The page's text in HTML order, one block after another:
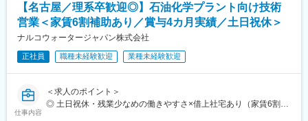
NWJは、その事業・技術・顧客との信頼関係を確実に引き継ぎな
がら、組織としては「新生NWJ」としての第一フェーズにありま
す。
は、これから形にしていく。そんな希少なタイミングでの募集で
す！
変更の範囲：会社の定める業務
■業務詳細：
＜主な職務内容＞
・石油精製・石油化学メーカーへの技術営業活動
・プラント（ボイラー、冷却水、各種プロセス系）の運転状況・
・分析データ・運転条件をもとにした技術的な説明、改善提案
・顧客との技術ディスカッション、条件調整・交渉
【名古屋／理系卒歓迎◎】石油化学プラント向け技術
営業＜家賃6割補助あり／賞与4カ月実績／土日祝休＞
ナルコウォータージャパン株式会社
正社員 職種未経験歓迎 業種未経験歓迎
仕事内容
＜求人のポイント＞
◎ 土日祝休・残業少なめの働きやすさ×借上社宅あり（家賃6割会